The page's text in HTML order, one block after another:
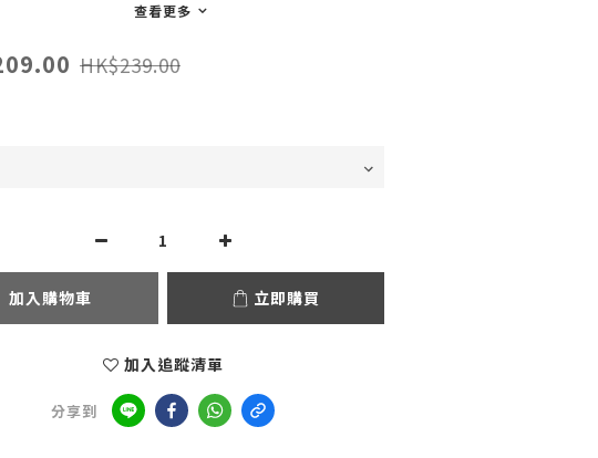
查看更多
HK$239.00
加入購物車 立即購買
加入追蹤清單
分享到